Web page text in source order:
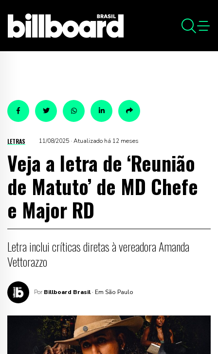
LETRAS 11/08/2025 · Atualizado há 12 meses
Veja a letra de ‘Reunião
de Matuto’ de MD Chefe
e Major RD
Letra inclui críticas diretas à vereadora Amanda
Vettorazzo
Por Billboard Brasil · Em São Paulo